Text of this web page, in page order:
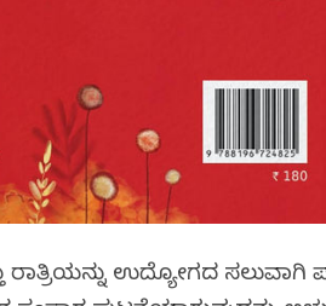
ರಾತ್ರಿಯನ್ನು ಉದ್ಯೋಗದ